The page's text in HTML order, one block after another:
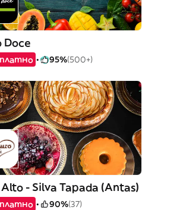
Doce
95%(500+)
- Silva Tapada (Antas)
90%(37)